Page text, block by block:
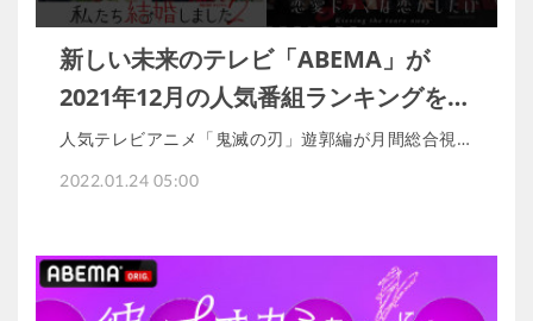
新しい未来のテレビ「ABEMA」が
2021年12月の人気番組ランキングを…
人気テレビアニメ「鬼滅の刃」遊郭編が月間総合視…
2022.01.24 05:00